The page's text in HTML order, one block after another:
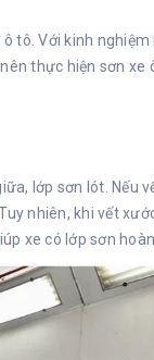
tô. Với kinh
thực hiện sơn xe
lớp sơn lót. Nếu
nhiên, khi vết
xe có lớp sơn